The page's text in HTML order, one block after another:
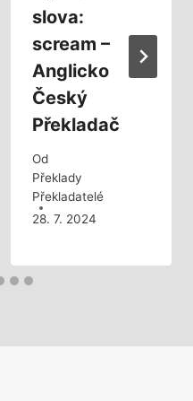
slova:
scream –
Anglicko
Český
Překladač
Od
Překlady
Překladatelé
28. 7. 2024